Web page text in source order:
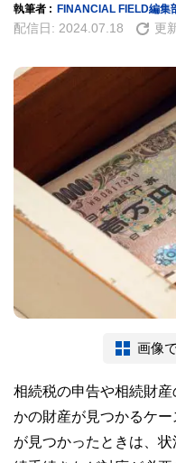
執筆者 : FINANCIAL FIELD編集
配信日: 2024.07.18 更
画像
相続税の申告や相続財
かの財産が見つかるケ
が見つかったときは、